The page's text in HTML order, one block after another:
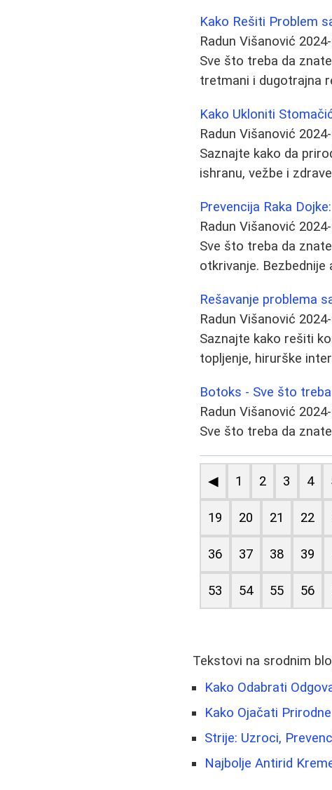
Kako Rešiti Problem
Radun Višanović
Sve što treba da
tretmani i dugotrajna
Kako Ukloniti
Radun Višanović
Saznajte kako da
ishranu, vežbe i
Prevencija Raka
Radun Višanović
Sve što treba da
otkrivanje.
Rešavanje problema
Radun Višanović
Saznajte kako rešiti
topljenje, hirurške
Botoks - Sve što
Radun Višanović
Sve što treba da
◀ 1 2 3 4
19 20 21 22
36 37 38 39
53 54 55 56
Tekstovi na srodnim
Kako Odabrati
Kako Ojačati
Strije: Uzroci,
Najbolje Antirid